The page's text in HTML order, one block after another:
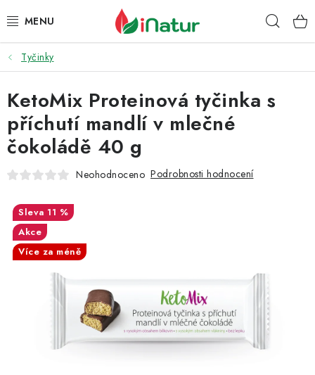
na
POTRAVINY
OŘECHY A SUŠENÉ PLODY
SNACKY
NÁPOJE
EKO DROGERIE A KOSMETIKA
VITAMÍNY
DOPRAVA A PLATBA
VELKOOBCHOD
KONTAKTY
Tyčinky
KetoMix Proteinová tyčinka s
příchutí mandlí v mlečné
čokoládě 40 g
Neohodnoceno Podrobnosti hodnocení
11 %
Akce
Více za méně